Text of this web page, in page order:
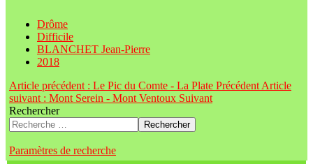
Drôme
Difficile
BLANCHET Jean-Pierre
2018
Article précédent : Le Pic du Comte - La Plate Précédent Article
suivant : Mont Serein - Mont Ventoux Suivant
Rechercher
Rechercher
Paramètres de recherche